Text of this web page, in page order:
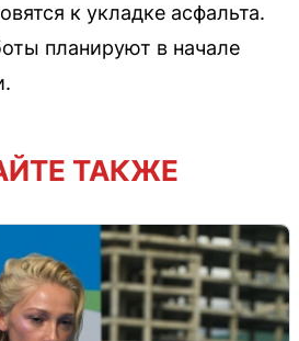
к укладке асфальта.
планируют в начале
ТАКЖЕ